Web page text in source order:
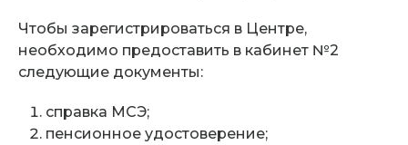
Чтобы зарегистрироваться в Центре,
необходимо предоставить в кабинет №2
следующие документы:
справка МСЭ;
пенсионное удостоверение;